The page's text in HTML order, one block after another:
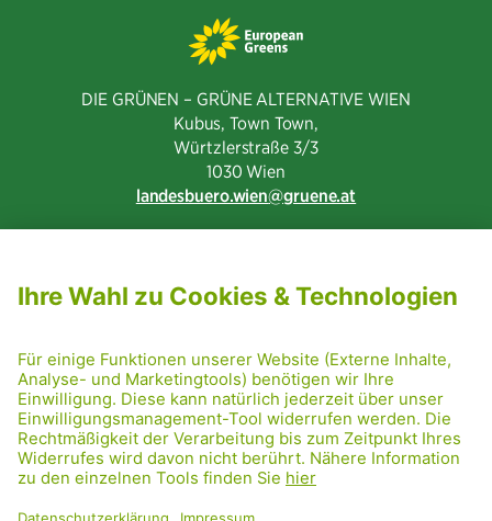
DIE GRÜNEN – GRÜNE ALTERNATIVE WIEN
Kubus, Town Town,
Würtzlerstraße 3/3​
1030 Wien
landesbuero.wien
gruene.at
PRESSE
GRÜNE RADRETTUNG
FRIDAY NIGHTSKATING
NETIQUETTE
DATENSCHUTZ